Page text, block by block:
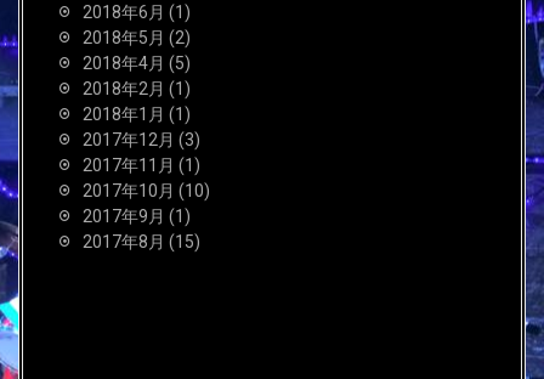
2018年6月 (1)
2018年5月 (2)
2018年4月 (5)
2018年2月 (1)
2018年1月 (1)
2017年12月 (3)
2017年11月 (1)
2017年10月 (10)
2017年9月 (1)
2017年8月 (15)